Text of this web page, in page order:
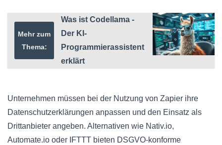
Mehr zum
Thema:
Was ist Codellama -
Der KI-
Programmierassistent
erklärt
Unternehmen müssen bei der Nutzung von Zapier ihre
Datenschutzerklärungen anpassen und den Einsatz als
Drittanbieter angeben. Alternativen wie Nativ.io,
Automate.io oder IFTTT bieten DSGVO-konforme